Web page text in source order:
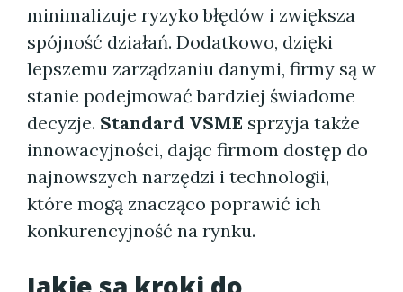
minimalizuje ryzyko błędów i zwiększa
spójność działań. Dodatkowo, dzięki
lepszemu zarządzaniu danymi, firmy są w
stanie podejmować bardziej świadome
decyzje. Standard VSME sprzyja także
innowacyjności, dając firmom dostęp do
najnowszych narzędzi i technologii,
które mogą znacząco poprawić ich
konkurencyjność na rynku.